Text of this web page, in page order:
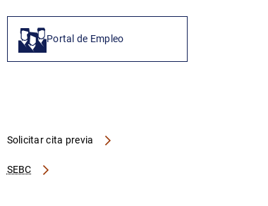
Portal de Empleo
SEBC
Solicitar cita previa